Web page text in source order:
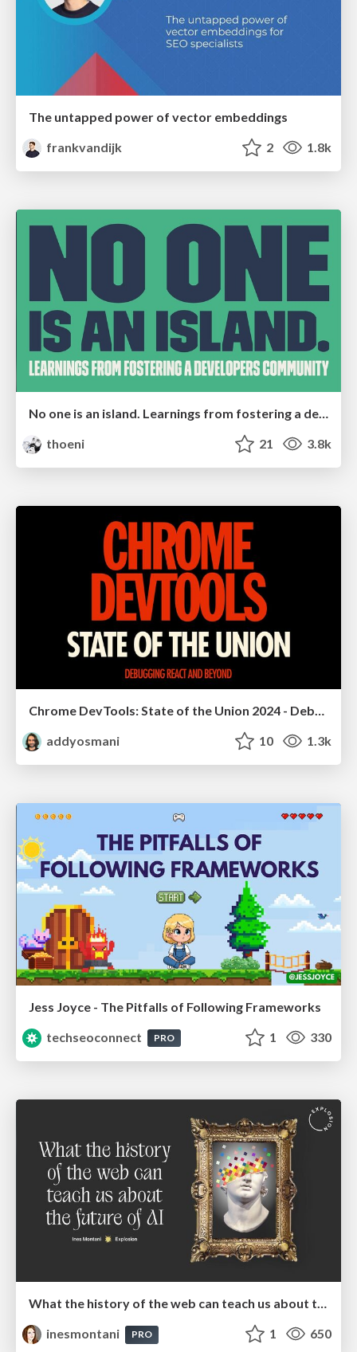
The untapped power of vector embeddings
frankvandijk
2 1.8k
No one is an island. Learnings from fostering a developers community.
thoeni
21 3.8k
addyosmani
10 1.3k
Jess Joyce - The Pitfalls of Following Frameworks
techseoconnect
PRO 1 330
What the history of the web can teach us about the future of AI
inesmontani
PRO 1 650